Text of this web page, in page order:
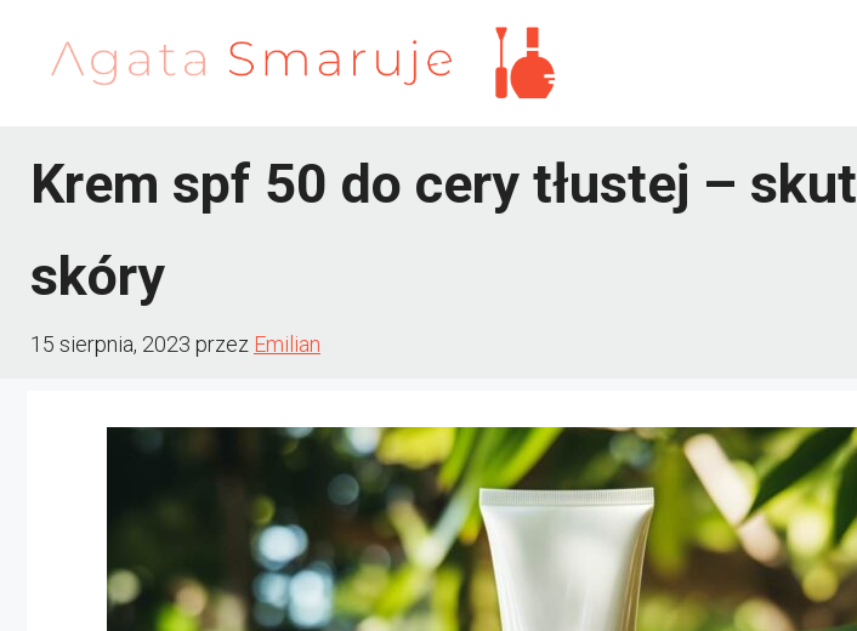
Krem spf 50 do cery tłustej –
skóry
15 sierpnia, 2023 przez Emilian